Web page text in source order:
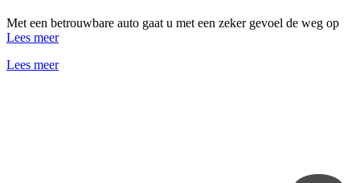
Met een betrouwbare auto gaat u met een zeker gevoel de weg op
Lees meer
Lees meer